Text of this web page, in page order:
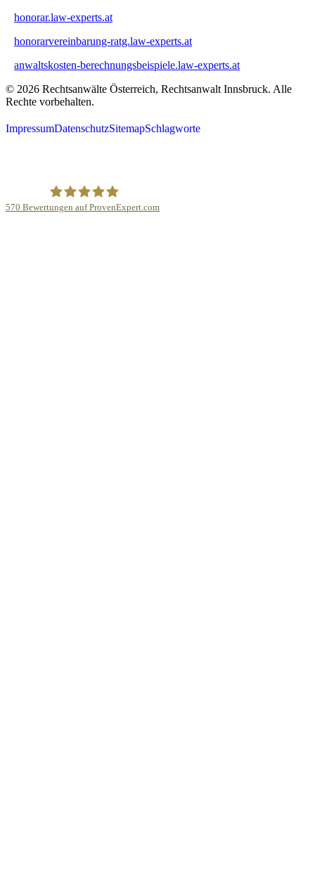
honorar.law-experts.at
honorarvereinbarung-ratg.law-experts.at
anwaltskosten-berechnungsbeispiele.law-experts.at
© 2026 Rechtsanwälte Österreich, Rechtsanwalt Innsbruck. Alle
Rechte vorbehalten.
ImpressumDatenschutzSitemapSchlagworte
570 Bewertungen auf ProvenExpert.com